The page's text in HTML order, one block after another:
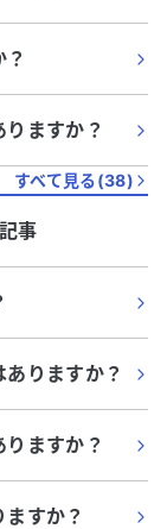
ますか？
すべて見る(38)
事
りますか？
ますか？
すか？